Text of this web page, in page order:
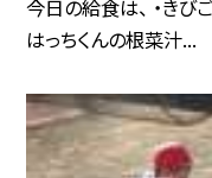
今日の給食は、 ・きび
はっちくんの根菜汁...